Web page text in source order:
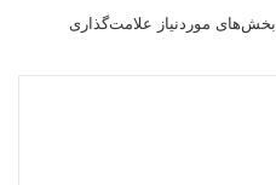
بخش‌های موردنیاز علامت‌گذاری